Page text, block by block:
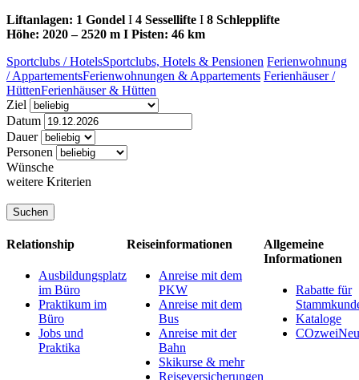
Liftanlagen: 1 Gondel I 4 Sessellifte I 8 Schlepplifte
Höhe: 2020 – 2520 m I Pisten: 46 km
Sportclubs / HotelsSportclubs, Hotels & Pensionen Ferienwohnung
/ AppartementsFerienwohnungen & Appartements Ferienhäuser /
HüttenFerienhäuser & Hütten
Ziel
Datum
Dauer
Personen
Wünsche
weitere Kriterien
Relationship
Ausbildungsplatz
im Büro
Praktikum im
Büro
Jobs und
Praktika
Reiseinformationen
Anreise mit dem
PKW
Anreise mit dem
Bus
Anreise mit der
Bahn
Skikurse & mehr
Reiseversicherungen
Allgemeine
Informationen
Rabatte für
Kataloge